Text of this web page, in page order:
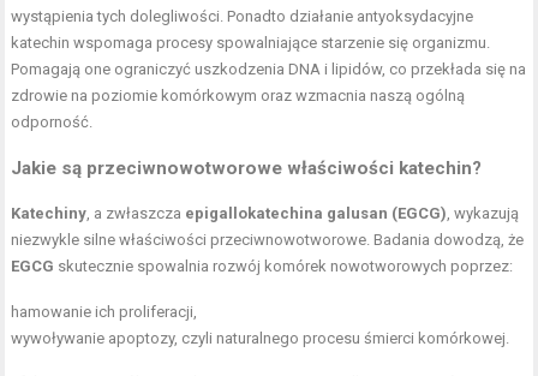
wystąpienia tych dolegliwości. Ponadto działanie antyoksydacyjne
katechin wspomaga procesy spowalniające starzenie się organizmu.
Pomagają one ograniczyć uszkodzenia DNA i lipidów, co przekłada się na
zdrowie na poziomie komórkowym oraz wzmacnia naszą ogólną
odporność.
Jakie są przeciwnowotworowe właściwości katechin?
Katechiny, a zwłaszcza epigallokatechina galusan (EGCG), wykazują
niezwykle silne właściwości przeciwnowotworowe. Badania dowodzą, że
EGCG skutecznie spowalnia rozwój komórek nowotworowych poprzez:
hamowanie ich proliferacji,
wywoływanie apoptozy, czyli naturalnego procesu śmierci komórkowej.